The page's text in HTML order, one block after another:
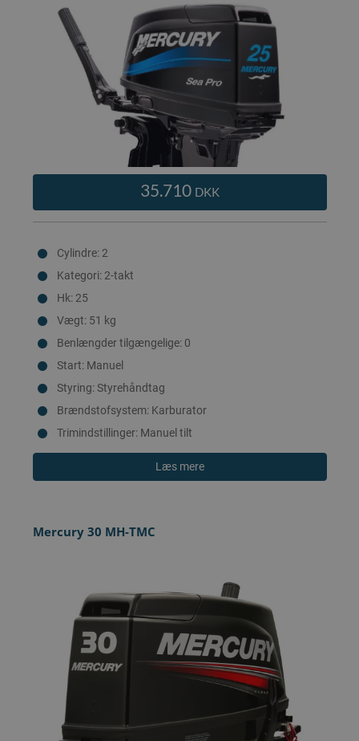
35.710 DKK
Cylindre: 2
Kategori: 2-takt
Hk: 25
Vægt: 51 kg
Benlængder tilgængelige: 0
Start: Manuel
Styring: Styrehåndtag
Brændstofsystem: Karburator
Trimindstillinger: Manuel tilt
Læs mere
Mercury 30 MH-TMC